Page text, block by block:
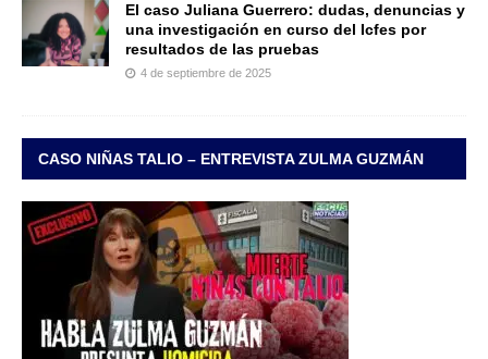
El caso Juliana Guerrero: dudas, denuncias y
una investigación en curso del Icfes por
resultados de las pruebas
4 de septiembre de 2025
CASO NIÑAS TALIO – ENTREVISTA ZULMA GUZMÁN